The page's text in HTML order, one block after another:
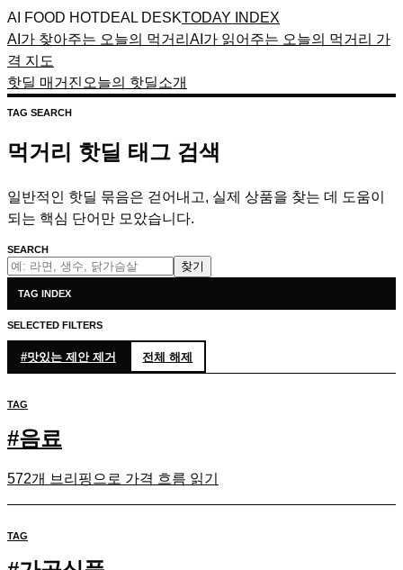
AI FOOD HOTDEAL DESKTODAY INDEX
AI가 찾아주는 오늘의 먹거리 AI가 읽어주는 오늘의 먹거리 가
격 지도
핫딜 매거진 오늘의 핫딜소개
TAG SEARCH
먹거리 핫딜 태그 검색
일반적인 핫딜 묶음은 걷어내고, 실제 상품을 찾는 데 도움이
되는 핵심 단어만 모았습니다.
SEARCH
찾기
TAG INDEX
SELECTED FILTERS
#맛있는 제안제거 전체 해제
TAG
#음료
572개 브리핑으로 가격 흐름 읽기
TAG